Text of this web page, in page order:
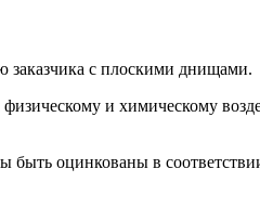
заказчика с плоскими днищами.
и химическому
быть оцинкованы в